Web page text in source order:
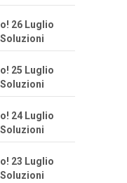
26 Luglio
25 Luglio
24 Luglio
23 Luglio